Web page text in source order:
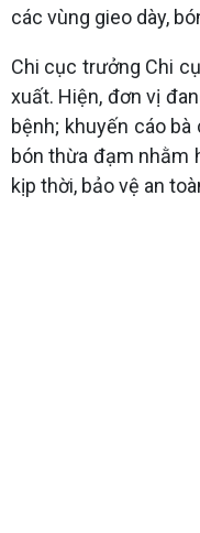
các vùng gieo dày,
Chi cục trưởng Chi
xuất. Hiện, đơn vị
bệnh; khuyến cáo
bón thừa đạm nhằm
kịp thời, bảo vệ an